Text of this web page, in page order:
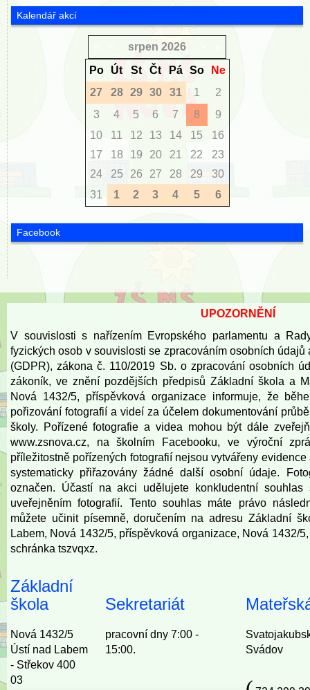
Kalendář akcí
srpen 2026
Po
Út St Čt Pá So
Ne
27
28 29 30 31 1
2
3
4 5 6 7 8
9
10
11 12 13 14 15
16
17
18 19 20 21 22
23
24
25 26 27 28 29
30
31
1 2 3 4 5 6
Facebook
UPOZORNĚNÍ
V souvislosti s nařízením Evropského parlamentu a
fyzických osob v souvislosti se zpracováním osobních
(GDPR), zákona č. 110/2019 Sb. o zpracování osobních
zákoník, ve znění pozdějších předpisů Základní škola a
Nová 1432/5, příspěvková organizace informuje, že
pořizování fotografií a videí za účelem dokumentování
školy. Pořízené fotografie a videa mohou být dále
www.zsnova.cz, na školním Facebooku, ve výroční
příležitostně pořízených fotografií nejsou vytvářeny
systematicky přiřazovány žádné další osobní údaje.
označen. Účastí na akci udělujete konkludentní souhlas
uveřejněním fotografií. Tento souhlas máte právo
můžete učinit písemně, doručením na adresu Základní
Labem, Nová 1432/5, příspěvková organizace, Nová 1432/
schránka tszvqxz.
Základní
škola
Sekretariát
Nová 1432/5
Ústí nad Labem
- Střekov 400
03
pracovní dny 7:00 -
15:00.
Svádov